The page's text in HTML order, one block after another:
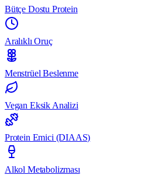
Bütçe Dostu Protein
Aralıklı Oruç
Menstrüel Beslenme
Vegan Eksik Analizi
Protein Emici (DIAAS)
Alkol Metabolizması